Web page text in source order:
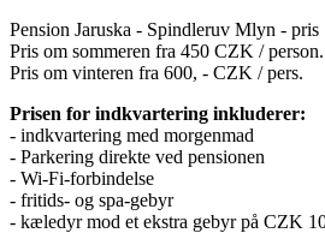
Pension Jaruska - Spindleruv Mlyn - pris
Pris om sommeren fra 450 CZK / person.
Pris om vinteren fra 600, - CZK / pers.
Prisen for indkvartering inkluderer:
- indkvartering med morgenmad
- Parkering direkte ved pensionen
- Wi-Fi-forbindelse
- fritids- og spa-gebyr
- kæledyr mod et ekstra gebyr på CZK